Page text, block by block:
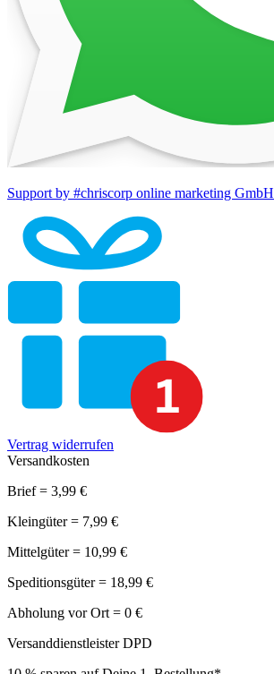
Support by #chriscorp online marketing GmbH
Vertrag widerrufen
Versandkosten
Brief = 3,99 €
Kleingüter = 7,99 €
Mittelgüter = 10,99 €
Speditionsgüter = 18,99 €
Abholung vor Ort = 0 €
Versanddienstleister DPD